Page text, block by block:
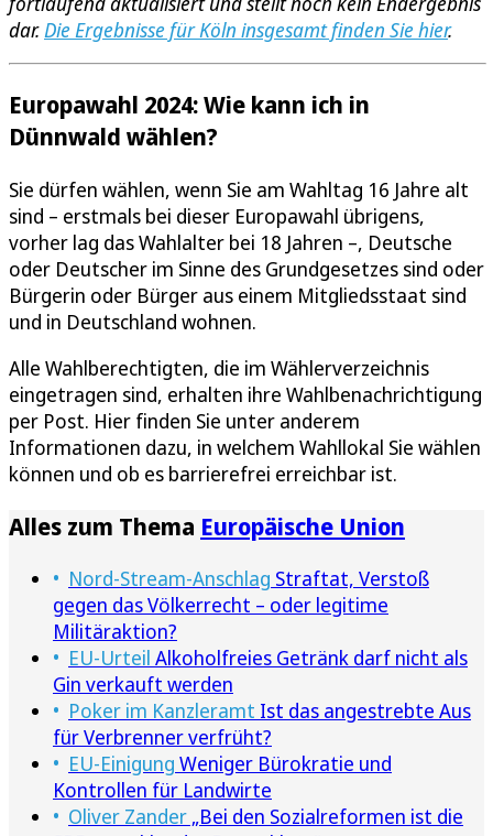
dar.Die Ergebnisse für Köln insgesamt finden Sie hier.
Europawahl 2024: Wie kann ich in
Dünnwald wählen?
Sie dürfen wählen, wenn Sie am Wahltag 16 Jahre alt
sind – erstmals bei dieser Europawahl übrigens,
vorher lag das Wahlalter bei 18 Jahren –, Deutsche
oder Deutscher im Sinne des Grundgesetzes sind oder
Bürgerin oder Bürger aus einem Mitgliedsstaat sind
und in Deutschland wohnen.
Alle Wahlberechtigten, die im Wählerverzeichnis
eingetragen sind, erhalten ihre Wahlbenachrichtigung
per Post. Hier finden Sie unter anderem
Informationen dazu, in welchem Wahllokal Sie wählen
können und ob es barrierefrei erreichbar ist.
Alles zum Thema Europäische Union
Nord-Stream-Anschlag Straftat, Verstoß
gegen das Völkerrecht – oder legitime
Militäraktion?
EU-Urteil Alkoholfreies Getränk darf nicht als
Gin verkauft werden
Poker im Kanzleramt Ist das angestrebte Aus
für Verbrenner verfrüht?
EU-Einigung Weniger Bürokratie und
Kontrollen für Landwirte
Oliver Zander „Bei den Sozialreformen ist die